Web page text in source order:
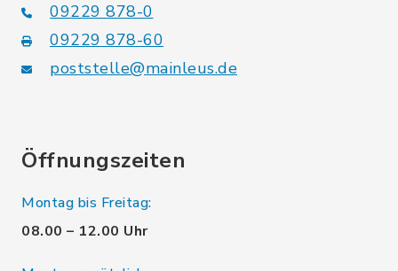
09229 878-0
09229 878-60
poststelle@mainleus.de
Öffnungszeiten
Montag bis Freitag:
08.00 – 12.00 Uhr